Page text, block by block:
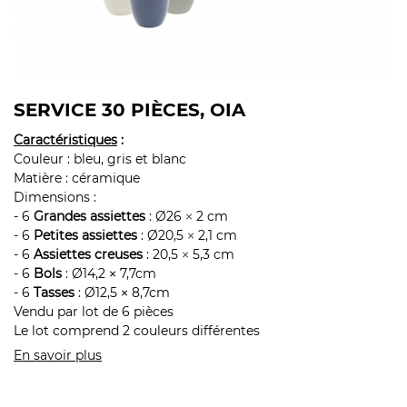
SERVICE 30 PIÈCES, OIA
Caractéristiques :
Couleur : bleu, gris et blanc
Matière : céramique
Dimensions :
- 6 Grandes assiettes : Ø26 × 2 cm
- 6 Petites assiettes : Ø20,5 × 2,1 cm
- 6 Assiettes creuses : 20,5 × 5,3 cm
- 6 Bols : Ø14,2 × 7,7cm
- 6 Tasses : Ø12,5 × 8,7cm
Vendu par lot de 6 pièces
Le lot comprend 2 couleurs différentes
En savoir plus